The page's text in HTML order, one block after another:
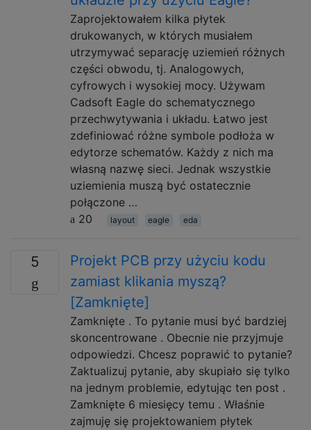
Zaprojektowałem kilka płytek
drukowanych, w których musiałem
utrzymywać separację uziemień różnych
części obwodu, tj. Analogowych,
cyfrowych i wysokiej mocy. Używam
Cadsoft Eagle do schematycznego
przechwytywania i układu. Łatwo jest
zdefiniować różne symbole podłoża w
edytorze schematów. Każdy z nich ma
własną nazwę sieci. Jednak wszystkie
uziemienia muszą być ostatecznie
połączone …
20
layout eagle eda
5
Projekt PCB przy użyciu kodu
zamiast klikania myszą?
[Zamknięte]
Zamknięte . To pytanie musi być bardziej
skoncentrowane . Obecnie nie przyjmuje
odpowiedzi. Chcesz poprawić to pytanie?
Zaktualizuj pytanie, aby skupiało się tylko
na jednym problemie, edytując ten post .
Zamknięte 6 miesięcy temu . Właśnie
zajmuję się projektowaniem płytek